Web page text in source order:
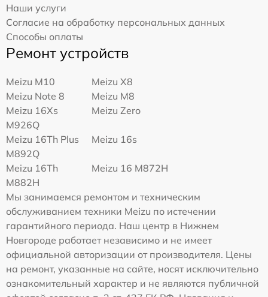
Наши услуги
Согласие на обработку персональных данных
Способы оплаты
Ремонт устройств
Meizu M10
Meizu X8
Meizu Note 8
Meizu M8
Meizu 16Xs
M926Q
Meizu Zero
Meizu 16Th Plus
M892Q
Meizu 16s
Meizu 16Th
M882H
Meizu 16 M872H
Мы занимаемся ремонтом и техническим
обслуживанием техники Meizu по истечении
гарантийного периода. Наш центр в Нижнем
Новгороде работает независимо и не имеет
официальной авторизации от производителя. Цены
на ремонт, указанные на сайте, носят исключительно
ознакомительный характер и не являются публичной